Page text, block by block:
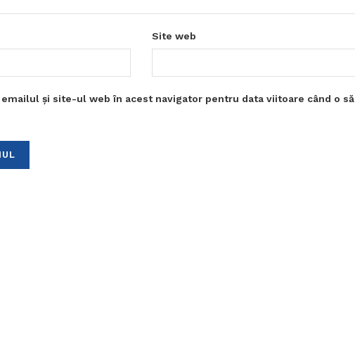
Site web
și site-ul web în acest navigator pentru data viitoare când o să